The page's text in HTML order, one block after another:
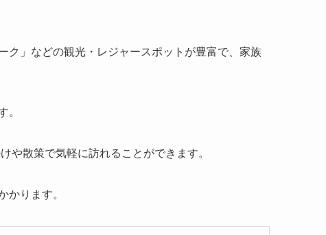
ク」などの観光・レジャースポットが豊富で、家族
。
や散策で気軽に訪れることができます。
かります。